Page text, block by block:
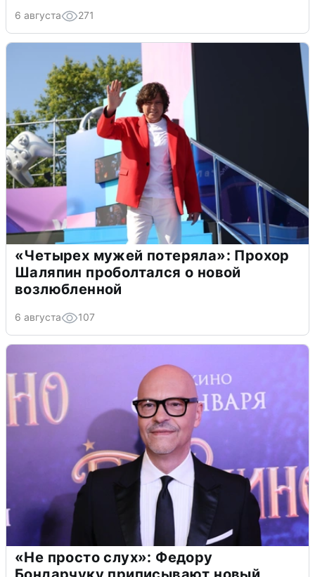
6 августа 271
«Четырех мужей потеряла»: Прохор
Шаляпин проболтался о новой
возлюбленной
6 августа 107
«Не просто слух»: Федору